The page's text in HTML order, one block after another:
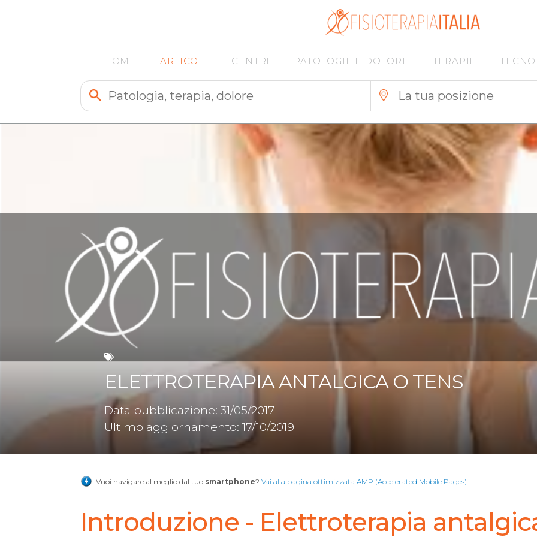
HOME ARTICOLI CENTRI PATOLOGIE E DOLORE TERAPIE
ELETTROTERAPIA ANTALGICA O TENS
Data pubblicazione: 31/05/2017
Ultimo aggiornamento: 17/10/2019
Vuoi navigare al meglio dal tuo smartphone?Vai alla pagina ottimizzata AMP (Accelerated Mobile Pages)
Introduzione - Elettroterapia